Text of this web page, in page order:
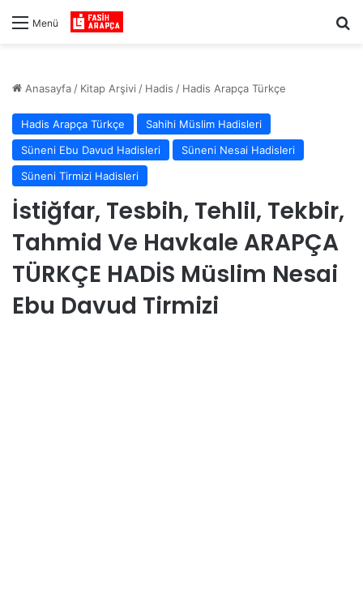
Menü
Anasayfa / Kitap Arşivi / Hadis / Hadis Arapça Türkçe
Hadis Arapça Türkçe
Sahihi Müslim Hadisleri
Süneni Ebu Davud Hadisleri
Süneni Nesai Hadisleri
Süneni Tirmizi Hadisleri
İstiğfar, Tesbih, Tehlil, Tekbir,
Tahmid Ve Havkale ARAPÇA
TÜRKÇE HADİS Müslim Nesai
Ebu Davud Tirmizi